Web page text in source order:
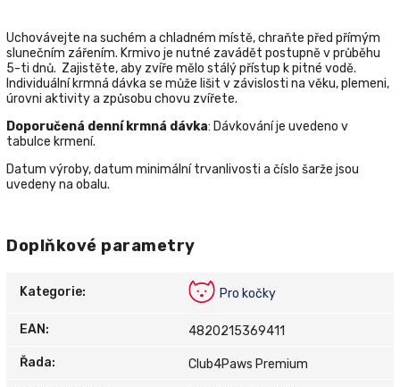
Uchovávejte na suchém a chladném místě, chraňte před přímým
slunečním zářením. Krmivo je nutné zavádět postupně v průběhu
5-ti dnů. Zajistěte, aby zvíře mělo stálý přístup k pitné vodě.
Individuální krmná dávka se může lišit v závislosti na věku, plemeni,
úrovni aktivity a způsobu chovu zvířete.
Doporučená denní krmná dávka: Dávkování je uvedeno v
tabulce krmení.
Datum výroby, datum minimální trvanlivosti a číslo šarže jsou
uvedeny na obalu.
Doplňkové parametry
Kategorie: Pro kočky
EAN : 4820215369411
Řada: Club4Paws Premium